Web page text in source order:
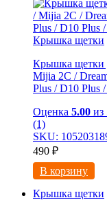
Крышка щетки
Крышка щетки
Мijia 2C /
Рlus / D10 Рlus
Оценка 5.00 из
(1)
SKU:
490 ₽
В корзину
Крышка щетки